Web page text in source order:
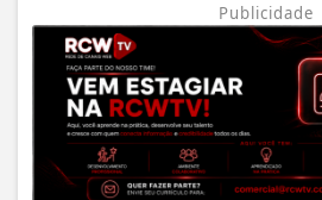
Publicidade